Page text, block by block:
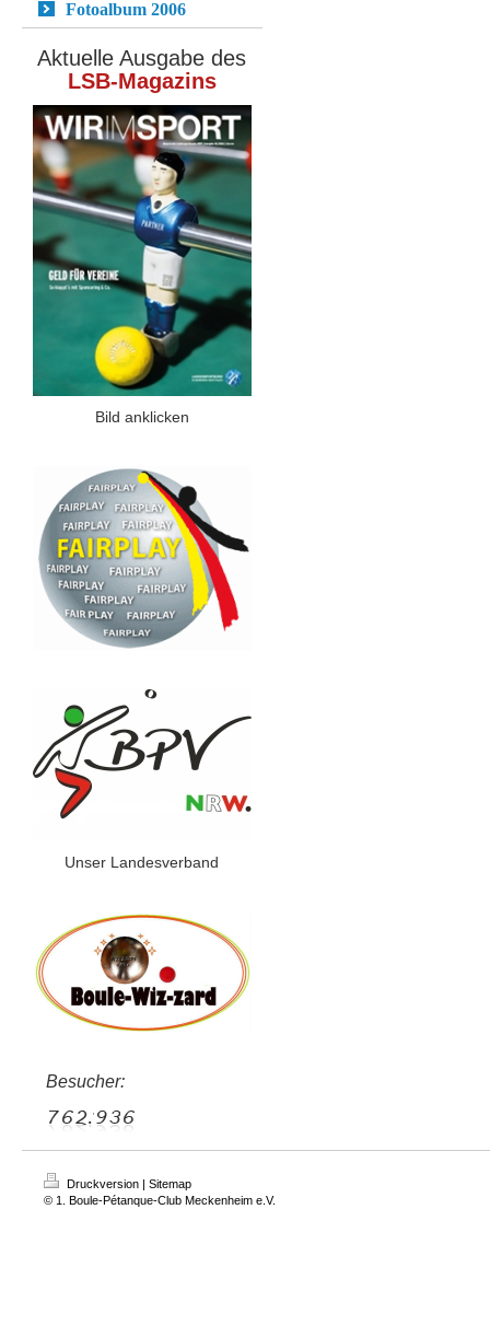
Fotoalbum 2006
Aktuelle Ausgabe des
LSB-Magazins
Bild anklicken
Unser Landesverband
Besucher:
Druckversion | Sitemap
© 1. Boule-Pétanque-Club Meckenheim e.V.